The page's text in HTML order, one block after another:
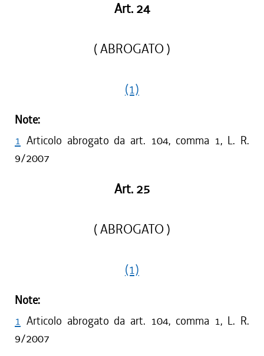
Art. 24
( ABROGATO )
(1)
Note:
1 Articolo abrogato da art. 104, comma 1, L. R.
9/2007
Art. 25
( ABROGATO )
(1)
Note:
1 Articolo abrogato da art. 104, comma 1, L. R.
9/2007